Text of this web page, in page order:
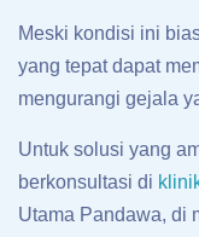
Meski kondisi ini
yang tepat dapat
mengurangi gejala
Untuk solusi yang
berkonsultasi di
Utama Pandawa, di